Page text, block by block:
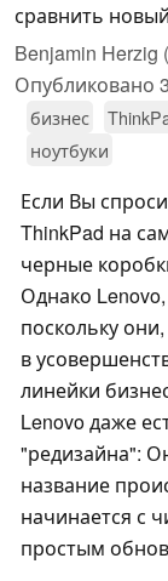
сравнить
Benjamin Herzig (
Опубликовано
бизнес
ноутбуки
Если Вы
ThinkPad на
черные
Однако
поскольку
в
линейки
Lenovo даже
"редизайна":
название
начинается с
простым